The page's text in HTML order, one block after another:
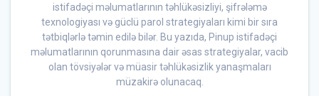
istifadəçi məlumatlarının təhlükəsizliyi, şifrələmə
texnologiyası və güclü parol strategiyaları kimi bir sıra
tətbiqlərlə təmin edilə bilər. Bu yazıda, Pinup istifadəçi
məlumatlarının qorunmasına dair əsas strategiyalar, vacib
olan tövsiyələr və müasir təhlükəsizlik yanaşmaları
müzakirə olunacaq.